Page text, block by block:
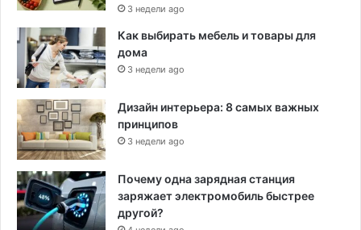
3 недели ago
Как выбирать мебель и товары для
дома
3 недели ago
Дизайн интерьера: 8 самых важных
принципов
3 недели ago
Почему одна зарядная станция
заряжает электромобиль быстрее
другой?